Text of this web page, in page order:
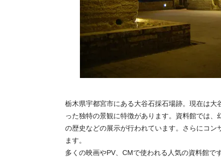
栃木県宇都宮市にある大谷石採石場跡。現在は
った独特の景観に特徴があります。資料館では
の歴史などの展示が行われています。さらにコ
ます。
多くの映画やPV、CMで使われる人気の資料館で